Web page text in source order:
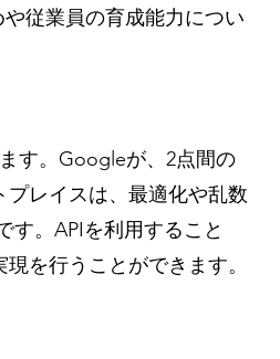
従業員の育成能力につい
す。Googleが、2点間の
レイスは、最適化や乱数
す。APIを利用すること
を行うことができます。